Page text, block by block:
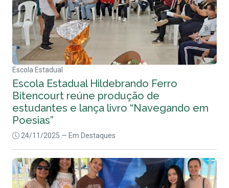
Escola Estadual
Escola Estadual Hildebrando Ferro
Bitencourt reúne produção de
estudantes e lança livro “Navegando em
Poesias”
24/11/2025 — Em Destaques